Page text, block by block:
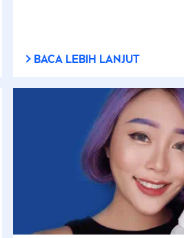
BACA LEBIH LANJUT